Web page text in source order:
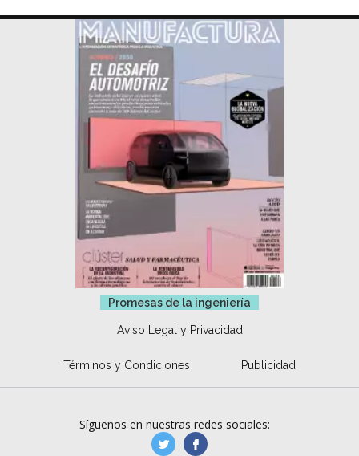
Promesas de la ingeniería
Aviso Legal y Privacidad
Términos y Condiciones Publicidad
Síguenos en nuestras redes sociales:
manufacturaGE